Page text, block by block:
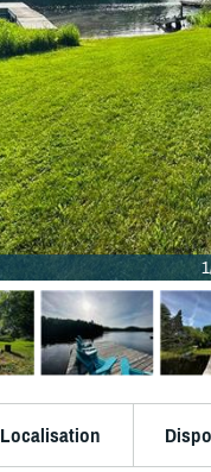
Localisation